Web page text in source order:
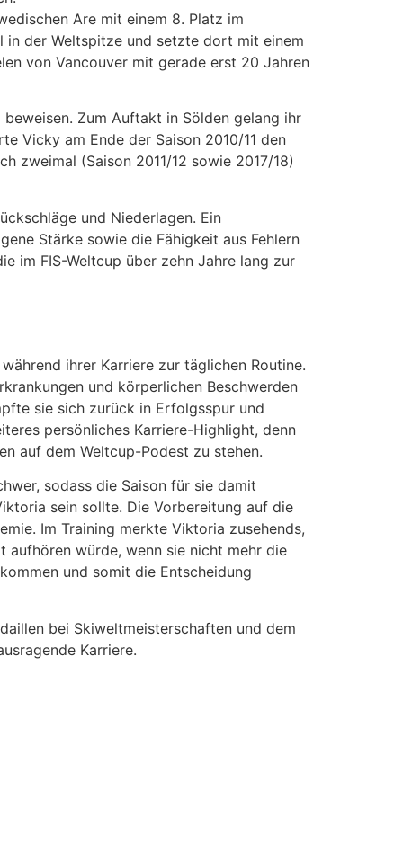
Are mit einem 8. Platz im
in der Weltspitze und setzte dort mit einem
von Vancouver mit gerade erst 20 Jahren
Zum Auftakt in Sölden gelang ihr
Vicky am Ende der Saison 2010/11 den
zweimal (Saison 2011/12 sowie 2017/18)
und Niederlagen. Ein
Stärke sowie die Fähigkeit aus Fehlern
im FIS-Weltcup über zehn Jahre lang zur
ihrer Karriere zur täglichen Routine.
und körperlichen Beschwerden
sie sich zurück in Erfolgsspur und
persönliches Karriere-Highlight, denn
auf dem Weltcup-Podest zu stehen.
sodass die Saison für sie damit
sein sollte. Die Vorbereitung auf die
Im Training merkte Viktoria zusehends,
aufhören würde, wenn sie nicht mehr die
und somit die Entscheidung
bei Skiweltmeisterschaften und dem
Karriere.